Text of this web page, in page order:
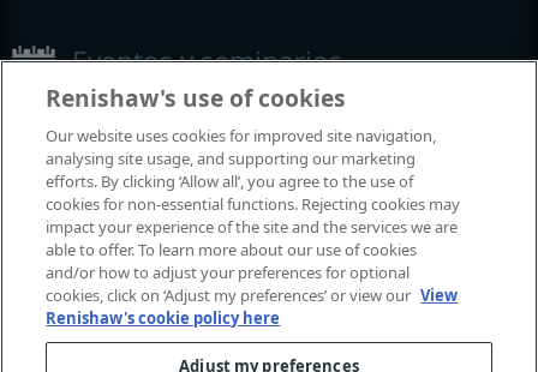
Eventos y seminarios
mundo
Renishaw's use of cookies
Our website uses cookies for improved site navigation,
analysing site usage, and supporting our marketing
efforts. By clicking ‘Allow all’, you agree to the use of
cookies for non-essential functions. Rejecting cookies may
impact your experience of the site and the services we are
able to offer. To learn more about our use of cookies
and/or how to adjust your preferences for optional
cookies, click on ‘Adjust my preferences’ or view our View
Renishaw's cookie policy here
Adjust my preferences